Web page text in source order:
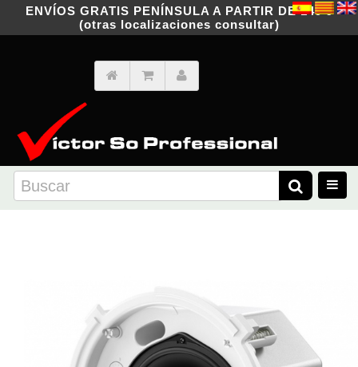
ENVÍOS GRATIS PENÍNSULA A PARTIR DE 149 €
(otras localizaciones consultar)